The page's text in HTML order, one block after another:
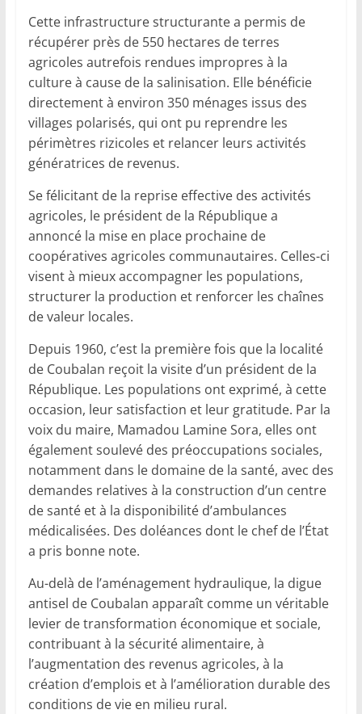
Cette infrastructure structurante a permis de
récupérer près de 550 hectares de terres
agricoles autrefois rendues impropres à la
culture à cause de la salinisation. Elle bénéficie
directement à environ 350 ménages issus des
villages polarisés, qui ont pu reprendre les
périmètres rizicoles et relancer leurs activités
génératrices de revenus.
Se félicitant de la reprise effective des activités
agricoles, le président de la République a
annoncé la mise en place prochaine de
coopératives agricoles communautaires. Celles-ci
visent à mieux accompagner les populations,
structurer la production et renforcer les chaînes
de valeur locales.
Depuis 1960, c’est la première fois que la localité
de Coubalan reçoit la visite d’un président de la
République. Les populations ont exprimé, à cette
occasion, leur satisfaction et leur gratitude. Par la
voix du maire, Mamadou Lamine Sora, elles ont
également soulevé des préoccupations sociales,
notamment dans le domaine de la santé, avec des
demandes relatives à la construction d’un centre
de santé et à la disponibilité d’ambulances
médicalisées. Des doléances dont le chef de l’État
a pris bonne note.
Au-delà de l’aménagement hydraulique, la digue
antisel de Coubalan apparaît comme un véritable
levier de transformation économique et sociale,
contribuant à la sécurité alimentaire, à
l’augmentation des revenus agricoles, à la
création d’emplois et à l’amélioration durable des
conditions de vie en milieu rural.